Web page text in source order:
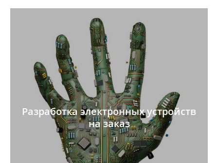
Разработка электронных устройств
на заказ